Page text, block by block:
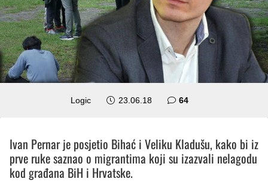
Logic 23.06.18 64komentara
Ivan Pernar je posjetio Bihać i Veliku Kladušu, kako bi iz
prve ruke saznao o migrantima koji su izazvali nelagodu
kod građana BiH i Hrvatske.